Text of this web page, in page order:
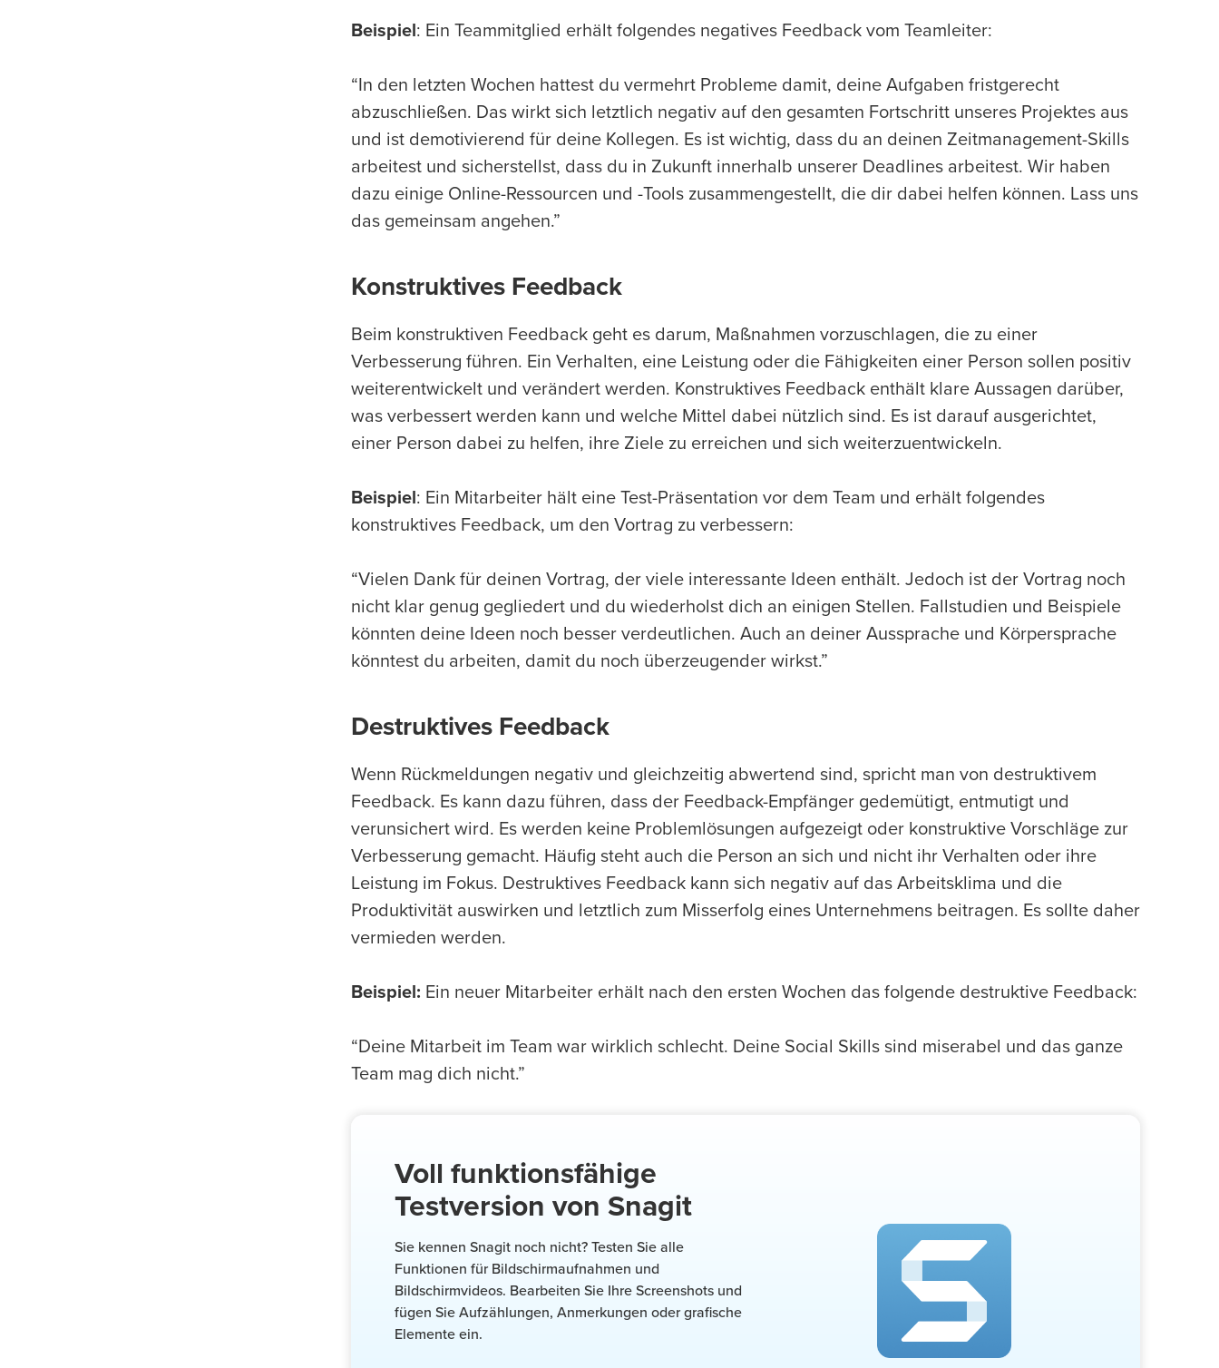
Beispiel : Ein Teammitglied erhält folgendes negatives Feedback vom Teamleiter:
“In den letzten Wochen hattest du vermehrt Probleme damit, deine Aufgaben fristgerecht
abzuschließen. Das wirkt sich letztlich negativ auf den gesamten Fortschritt unseres Projektes aus
und ist demotivierend für deine Kollegen. Es ist wichtig, dass du an deinen Zeitmanagement-Skills
arbeitest und sicherstellst, dass du in Zukunft innerhalb unserer Deadlines arbeitest. Wir haben
dazu einige Online-Ressourcen und -Tools zusammengestellt, die dir dabei helfen können. Lass uns
das gemeinsam angehen.”
Konstruktives Feedback
Beim konstruktiven Feedback geht es darum, Maßnahmen vorzuschlagen, die zu einer
Verbesserung führen. Ein Verhalten, eine Leistung oder die Fähigkeiten einer Person sollen positiv
weiterentwickelt und verändert werden. Konstruktives Feedback enthält klare Aussagen darüber,
was verbessert werden kann und welche Mittel dabei nützlich sind. Es ist darauf ausgerichtet,
einer Person dabei zu helfen, ihre Ziele zu erreichen und sich weiterzuentwickeln.
Beispiel : Ein Mitarbeiter hält eine Test-Präsentation vor dem Team und erhält folgendes
konstruktives Feedback, um den Vortrag zu verbessern:
“Vielen Dank für deinen Vortrag, der viele interessante Ideen enthält. Jedoch ist der Vortrag noch
nicht klar genug gegliedert und du wiederholst dich an einigen Stellen. Fallstudien und Beispiele
könnten deine Ideen noch besser verdeutlichen. Auch an deiner Aussprache und Körpersprache
könntest du arbeiten, damit du noch überzeugender wirkst.”
Destruktives Feedback
Wenn Rückmeldungen negativ und gleichzeitig abwertend sind, spricht man von destruktivem
Feedback. Es kann dazu führen, dass der Feedback-Empfänger gedemütigt, entmutigt und
verunsichert wird. Es werden keine Problemlösungen aufgezeigt oder konstruktive Vorschläge zur
Verbesserung gemacht. Häufig steht auch die Person an sich und nicht ihr Verhalten oder ihre
Leistung im Fokus. Destruktives Feedback kann sich negativ auf das Arbeitsklima und die
Produktivität auswirken und letztlich zum Misserfolg eines Unternehmens beitragen. Es sollte daher
vermieden werden.
Beispiel: Ein neuer Mitarbeiter erhält nach den ersten Wochen das folgende destruktive Feedback:
“Deine Mitarbeit im Team war wirklich schlecht. Deine Social Skills sind miserabel und das ganze
Team mag dich nicht.”
Voll funktionsfähige
Testversion von Snagit
Sie kennen Snagit noch nicht? Testen Sie alle
Funktionen für Bildschirmaufnahmen und
Bildschirmvideos. Bearbeiten Sie Ihre Screenshots und
fügen Sie Aufzählungen, Anmerkungen oder grafische
Elemente ein.